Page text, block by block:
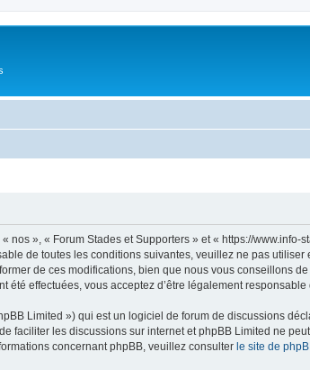
», « Forum Stades et Supporters » et « https://www.info-
de toutes les conditions suivantes, veuillez ne pas
de ces modifications, bien que nous vous conseillons
effectuées, vous acceptez d’être légalement
Limited ») qui est un logiciel de forum de discussions
faciliter les discussions sur internet et phpBB Limited ne
concernant phpBB, veuillez consulter le site de